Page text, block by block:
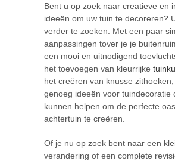
Bent u op zoek naar creatieve en
ideeën om uw tuin te decoreren?
verder te zoeken. Met een paar
aanpassingen tover je je
een mooi en uitnodigend
het toevoegen van kleurrijke
het creëren van knusse
genoeg ideeën voor tuindecoratie
kunnen helpen om de perfecte
achtertuin te creëren.
Of je nu op zoek bent naar een
verandering of een complete